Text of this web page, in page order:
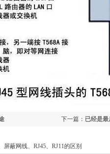
下一篇： 已经是
蔽网线、RJ45、RJ11的区别